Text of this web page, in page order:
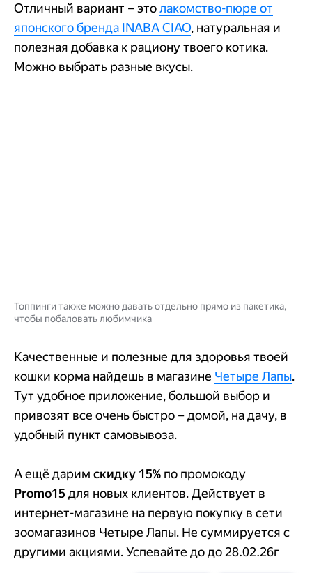
Отличный вариант – этолакомство-пюре от
японского бренда INABA CIAO, натуральная и
полезная добавка к рациону твоего котика.
Можно выбрать разные вкусы.
Топпинги также можно давать отдельно прямо из пакетика,
чтобы побаловать любимчика
Качественные и полезные для здоровья твоей
кошки корма найдешь в магазине Четыре Лапы.
Тут удобное приложение, большой выбор и
привозят все очень быстро – домой, на дачу, в
удобный пункт самовывоза.
А ещё дарим скидку 15% по промокоду
Promo15 для новых клиентов. Действует в
интернет-магазине на первую покупку в сети
зоомагазинов Четыре Лапы. Не суммируется с
другими акциями. Успевайте до до 28.02.26г